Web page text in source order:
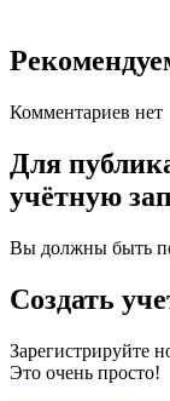
Комментариев нет
Для
учётную
Вы должны быть
Создать
Зарегистрируйте
Это очень просто!